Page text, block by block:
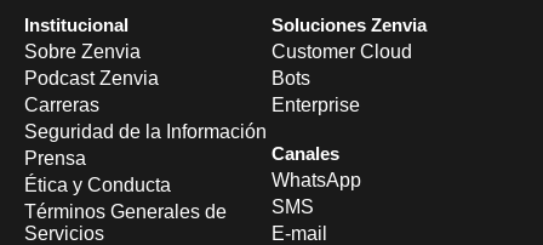
Institucional
Sobre Zenvia
Podcast Zenvia
Carreras
Seguridad de la Información
Prensa
Ética y Conducta
Términos Generales de
Servicios
Soluciones Zenvia
Customer Cloud
Bots
Enterprise
Canales
WhatsApp
SMS
E-mail